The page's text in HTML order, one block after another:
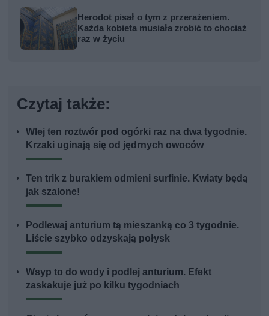
Herodot pisał o tym z przerażeniem.
Każda kobieta musiała zrobić to chociaż
raz w życiu
Czytaj także:
Wlej ten roztwór pod ogórki raz na dwa tygodnie.
Krzaki uginają się od jędrnych owoców
Ten trik z burakiem odmieni surfinie. Kwiaty będą
jak szalone!
Podlewaj anturium tą mieszanką co 3 tygodnie.
Liście szybko odzyskają połysk
Wsyp to do wody i podlej anturium. Efekt
zaskakuje już po kilku tygodniach